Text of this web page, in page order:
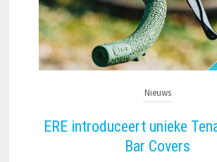
Nieuws
ERE introduceert unieke
Bar Covers